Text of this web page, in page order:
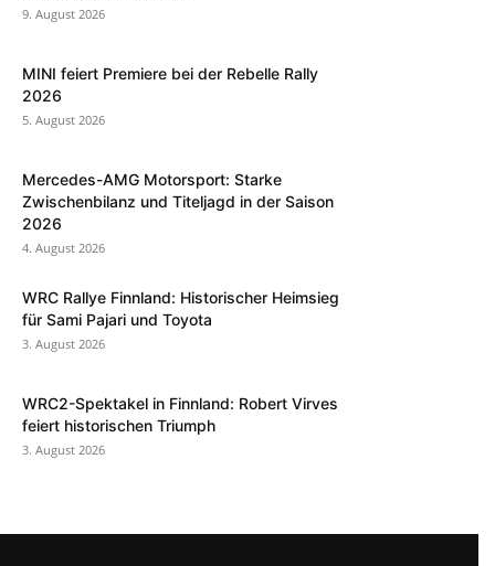
9. August 2026
MINI feiert Premiere bei der Rebelle Rally
2026
5. August 2026
Mercedes-AMG Motorsport: Starke
Zwischenbilanz und Titeljagd in der Saison
2026
4. August 2026
WRC Rallye Finnland: Historischer Heimsieg
für Sami Pajari und Toyota
3. August 2026
WRC2-Spektakel in Finnland: Robert Virves
feiert historischen Triumph
3. August 2026